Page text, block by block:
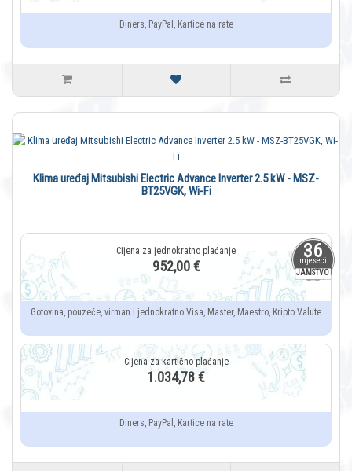
Diners, PayPal, Kartice na rate
36
mjeseci
JAMSTVO
Klima uređaj Mitsubishi Electric Advance Inverter 2.5 kW - MSZ-
BT25VGK, Wi-Fi
952,00 €
Gotovina, pouzeće, virman i jednokratno Visa, Master, Maestro, Kripto Valute
1.034,78 €
Diners, PayPal, Kartice na rate